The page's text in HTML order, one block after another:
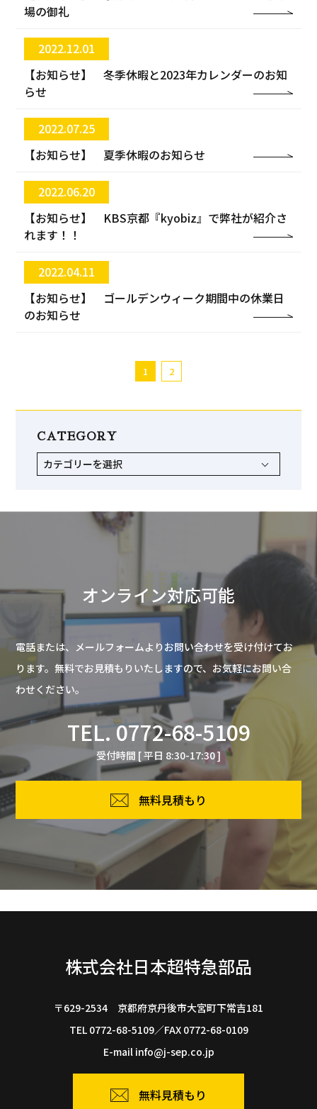
場の御礼
2022.12.01
【お知らせ】 冬季休暇と2023年カレンダーのお知
らせ
2022.07.25
【お知らせ】 夏季休暇のお知らせ
2022.06.20
【お知らせ】 KBS京都『kyobiz』で弊社が紹介さ
れます！！
2022.04.11
【お知らせ】 ゴールデンウィーク期間中の休業日
のお知らせ
1 2
CATEGORY
カテゴリーを選択
オンライン対応可能
電話または、メールフォームよりお問い合わせを受け付けてお
ります。 無料でお見積もりいたしますので、お気軽にお問い合
わせください。
TEL.0772-68-5109
受付時間 [ 平日 8:30-17:30 ]
無料見積もり
株式会社日本超特急部品
〒629-2534 京都府京丹後市大宮町下常吉181
TEL 0772-68-5109／FAX 0772-68-0109
E-mail info@j-sep.co.jp
無料見積もり